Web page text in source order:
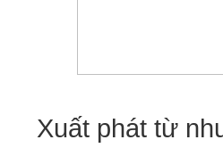
Xuất phát từ